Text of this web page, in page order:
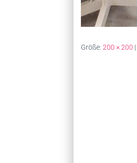
Größe: 200 × 200 |